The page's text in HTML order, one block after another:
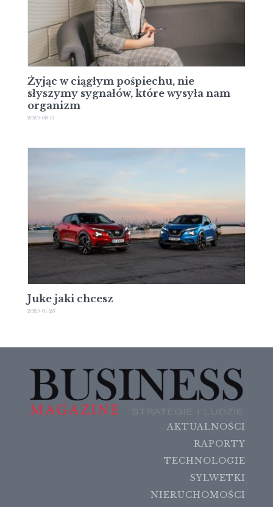
Żyjąc w ciągłym pośpiechu, nie
słyszymy sygnałów, które wysyła nam
organizm
2020-08-13
Juke jaki chcesz
2020-01-23
AKTUALNOŚCI
RAPORTY
TECHNOLOGIE
SYLWETKI
NIERUCHOMOŚCI